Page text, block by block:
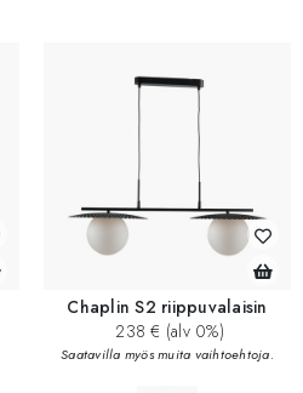
Chaplin S2 riippuvalaisin
238 € (alv 0%)
Saatavilla myös muita vaihtoehtoja.